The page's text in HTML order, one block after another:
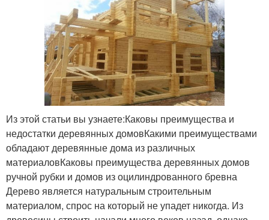
Из этой статьи вы узнаете:Каковы преимущества и
недостатки деревянных домовКакими преимуществами
обладают деревянные дома из различных
материаловКаковы преимущества деревянных домов
ручной рубки и домов из оцилиндрованного бревна
Дерево является натуральным строительным
материалом, спрос на который не упадет никогда. Из